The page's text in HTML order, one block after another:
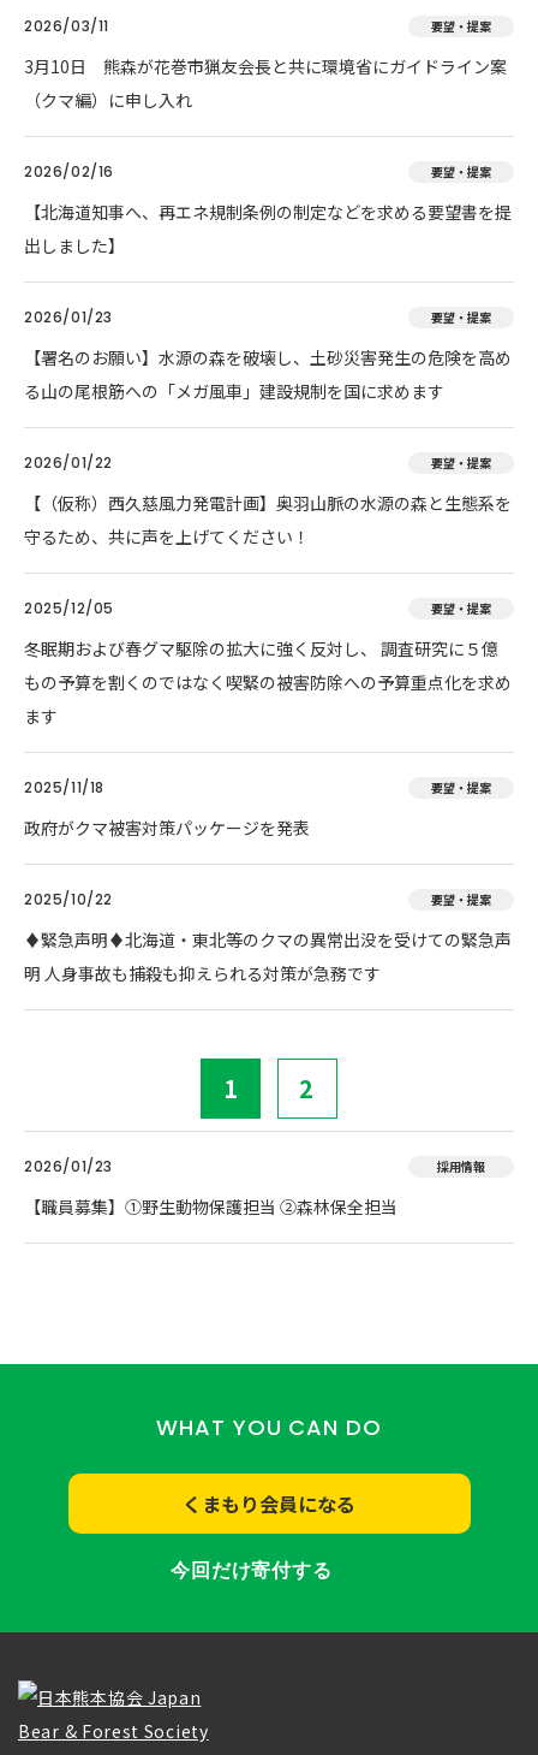
2026/03/11 要望・提案
3月10日 熊森が花巻市猟友会長と共に環境省にガイドライン案
（クマ編）に申し入れ
2026/02/16 要望・提案
【北海道知事へ、再エネ規制条例の制定などを求める要望書を提
出しました】
2026/01/23 要望・提案
【署名のお願い】水源の森を破壊し、土砂災害発生の危険を高め
る山の尾根筋への「メガ風車」建設規制を国に求めます
2026/01/22 要望・提案
【（仮称）西久慈風力発電計画】奥羽山脈の水源の森と生態系を
守るため、共に声を上げてください！
2025/12/05 要望・提案
冬眠期および春グマ駆除の拡大に強く反対し、 調査研究に５億
もの予算を割くのではなく喫緊の被害防除への予算重点化を求め
ます
2025/11/18 要望・提案
政府がクマ被害対策パッケージを発表
2025/10/22 要望・提案
♦️緊急声明♦️北海道・東北等のクマの異常出没を受けての緊急声
明 人身事故も捕殺も抑えられる対策が急務です
1 2
2026/01/23 採用情報
【職員募集】①野生動物保護担当 ②森林保全担当
WHAT YOU CAN DO
くまもり会員になる
今回だけ寄付する